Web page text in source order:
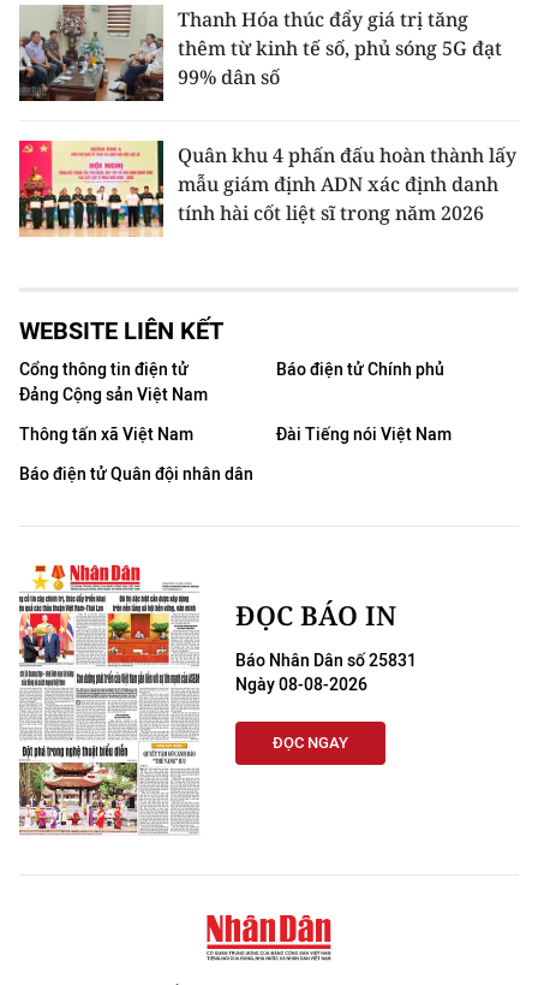
Thanh Hóa thúc đẩy giá trị tăng
thêm từ kinh tế số, phủ sóng 5G đạt
99% dân số
Quân khu 4 phấn đấu hoàn thành lấy
mẫu giám định ADN xác định danh
tính hài cốt liệt sĩ trong năm 2026
WEBSITE LIÊN KẾT
Cổng thông tin điện tử
Đảng Cộng sản Việt Nam
Báo điện tử Chính phủ
Thông tấn xã Việt Nam
Đài Tiếng nói Việt Nam
Báo điện tử Quân đội nhân dân
ĐỌC BÁO IN
Báo Nhân Dân số 25831
Ngày 08-08-2026
ĐỌC NGAY